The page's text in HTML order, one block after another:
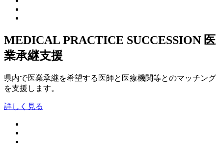
MEDICAL PRACTICE SUCCESSION 医
業承継支援
県内で医業承継を希望する医師と医療機関等とのマッチング
を支援します。
詳しく見る